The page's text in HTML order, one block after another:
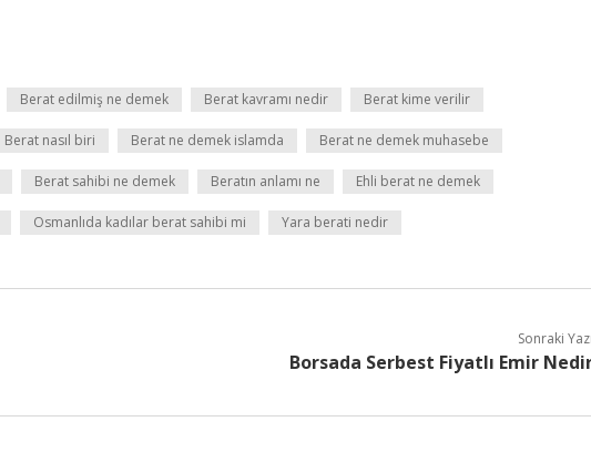
Berat edilmiş ne demek Berat kavramı nedir Berat kime verilir
Berat nasıl biri Berat ne demek islamda Berat ne demek muhasebe
Berat sahibi ne demek Beratın anlamı ne Ehli berat ne demek
Osmanlıda kadılar berat sahibi mi Yara berati nedir
Sonraki
Borsada Serbest Fiyatlı Emir